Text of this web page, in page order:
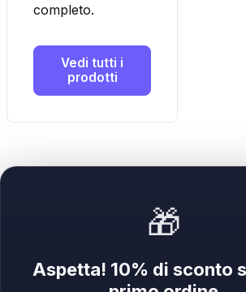
completo.
Vedi tutti i
prodotti
🎁
Aspetta! 10% di sconto